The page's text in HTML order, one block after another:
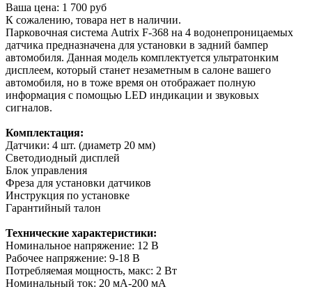
Ваша цена: 1 700 руб
К сожалению, товара нет в наличии.
Парковочная система Autrix F-368 на 4 водонепроницаемых
датчика предназначена для установки в задний бампер
автомобиля. Данная модель комплектуется ультратонким
дисплеем, который станет незаметным в салоне вашего
автомобиля, но в тоже время он отображает полную
информация с помощью LED индикации и звуковых
сигналов.
Комплектация:
Датчики: 4 шт. (диаметр 20 мм)
Светодиодный дисплей
Блок управления
Фреза для установки датчиков
Инструкция по установке
Гарантийный талон
Технические характеристики:
Номинальное напряжение: 12 В
Рабочее напряжение: 9-18 В
Потребляемая мощность, макс: 2 Вт
Номинальный ток: 20 мА-200 мА